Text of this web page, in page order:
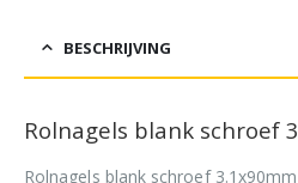
BESCHRIJVING
Rolnagels blank schroef
Rolnagels blank schroef 3.1x90mm